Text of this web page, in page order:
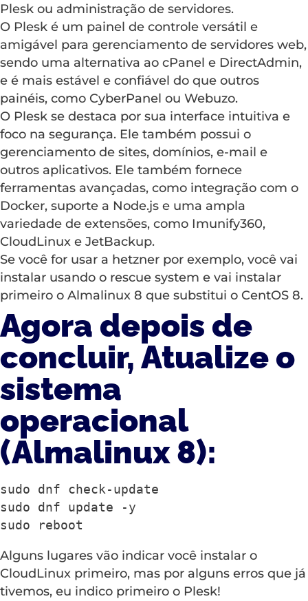
Plesk ou administração de servidores.
O Plesk é um painel de controle versátil e
amigável para gerenciamento de servidores web,
sendo uma alternativa ao cPanel e DirectAdmin,
e é mais estável e confiável do que outros
painéis, como CyberPanel ou Webuzo.
O Plesk se destaca por sua interface intuitiva e
foco na segurança. Ele também possui o
gerenciamento de sites, domínios, e-mail e
outros aplicativos. Ele também fornece
ferramentas avançadas, como integração com o
Docker, suporte a Node.js e uma ampla
variedade de extensões, como Imunify360,
CloudLinux e JetBackup.
Se você for usar a hetzner por exemplo, você vai
instalar usando o rescue system e vai instalar
primeiro o Almalinux 8 que substitui o CentOS 8.
Agora depois de
concluir, Atualize o
sistema
operacional
(Almalinux 8):
sudo dnf check-update
sudo dnf update -y
sudo reboot
Alguns lugares vão indicar você instalar o
CloudLinux primeiro, mas por alguns erros que já
tivemos, eu indico primeiro o Plesk!